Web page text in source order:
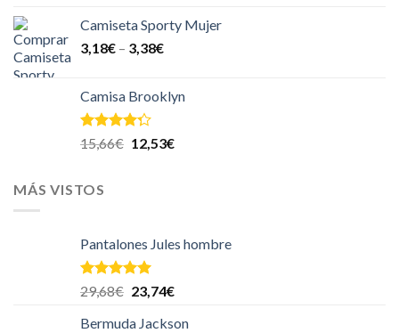
Camiseta Sporty Mujer
3,18€ – 3,38€
Camisa Brooklyn
Valorado
en
15,66€ 12,53€
MÁS VISTOS
Pantalones Jules hombre
Valorado en
5.00
29,68€ 23,74€
Bermuda Jackson